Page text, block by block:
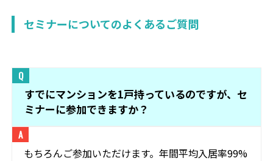
セミナーについてのよくあるご質問
すでにマンションを1戸持っているのですが、セ
ミナーに参加できますか？
もちろんご参加いただけます。年間平均入居率99%